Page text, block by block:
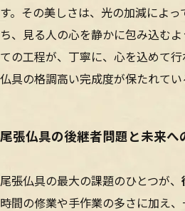
す。その美しさは、光の加減によ
ち、見る人の心を静かに包み込む
ての工程が、丁寧に、心を込めて
仏具の格調高い完成度が保たれてい
尾張仏具の後継者問題と未来へ
尾張仏具の最大の課題のひとつが、
時間の修業や手作業の多さに加え